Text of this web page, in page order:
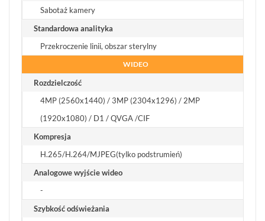
Sabotaż kamery
Standardowa analityka
Przekroczenie linii, obszar sterylny
WIDEO
Rozdzielczość
4MP (2560x1440) / 3MP (2304x1296) / 2MP
(1920x1080) / D1 / QVGA /CIF
Kompresja
H.265/H.264/MJPEG(tylko podstrumień)
Analogowe wyjście wideo
-
Szybkość odświeżania